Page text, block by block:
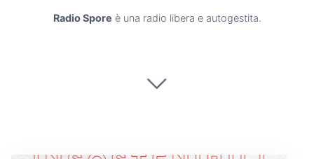
Radio Spore è una radio libera e autogestita.